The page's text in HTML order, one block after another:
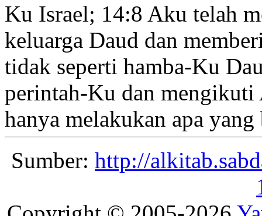
Ku Israel; 14:8 Aku telah
keluarga Daud dan
tidak seperti hamba-Ku
perintah-Ku dan mengikuti
hanya melakukan apa yang
Sumber: http://